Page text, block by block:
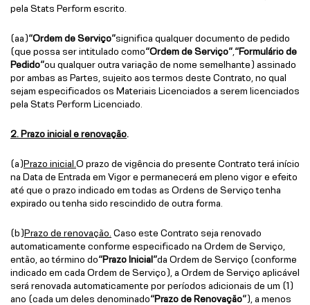
pela Stats Perform escrito.
(aa)“Ordem de Serviço”significa qualquer documento de pedido
(que possa ser intitulado como“Ordem de Serviço” “Formulário de
Pedido”ou qualquer outra variação de nome semelhante) assinado
por ambas as Partes, sujeito aos termos deste Contrato, no qual
sejam especificados os Materiais Licenciados a serem licenciados
pela Stats Perform Licenciado.
2. Prazo inicial e renovação.
(a)Prazo inicial. O prazo de vigência do presente Contrato terá início
na Data de Entrada em Vigor e permanecerá em pleno vigor e efeito
até que o prazo indicado em todas as Ordens de Serviço tenha
expirado ou tenha sido rescindido de outra forma.
(b)Prazo de renovação. Caso este Contrato seja renovado
automaticamente conforme especificado na Ordem de Serviço,
então, ao término do“Prazo Inicial”da Ordem de Serviço (conforme
indicado em cada Ordem de Serviço), a Ordem de Serviço aplicável
será renovada automaticamente por períodos adicionais de um (1)
ano (cada um deles denominado“Prazo de Renovação”), a menos